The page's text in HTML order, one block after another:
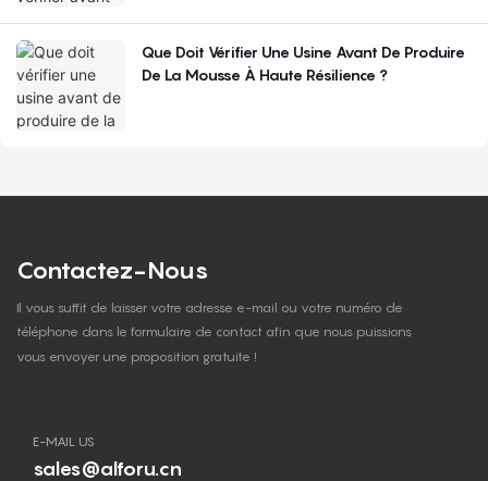
Que Doit Vérifier Une Usine Avant De Produire
De La Mousse À Haute Résilience ?
Contactez-Nous
Il vous suffit de laisser votre adresse e-mail ou votre numéro de
téléphone dans le formulaire de contact afin que nous puissions
vous envoyer une proposition gratuite !
E-MAIL US
sales@alforu.cn